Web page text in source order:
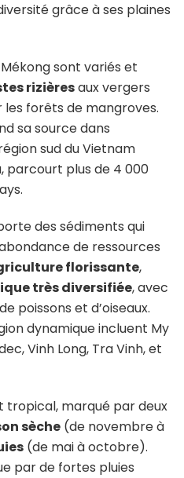
grâce à ses plaines
sont variés et
rizièresaux vergers
forêts de mangroves.
sa source dans
sud du Vietnam
parcourt plus de 4 000
des sédiments qui
de ressources
florissante,
très diversifiée, avec
poissons et d’oiseaux.
dynamique incluent My
Vinh Long, Tra Vinh, et
tropical, marqué par deux
sèche (de novembre à
(de mai à octobre).
par de fortes pluies